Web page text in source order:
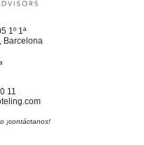
1º 1ª
Barcelona
11
¡contáctanos!